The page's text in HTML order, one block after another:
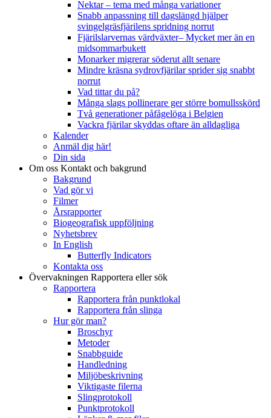
Nektar – tema med många variationer
Snabb anpassning till dagslängd hjälper
svingelgräsfjärilens spridning norrut
Fjärilslarvernas värdväxter– Mycket mer än en
midsommarbukett
Monarker migrerar söderut allt senare
Mindre kräsna sydrovfjärilar sprider sig snabbt
norrut
Vad tittar du på?
Många slags pollinerare ger större bomullsskörd
Två generationer påfågelöga i Belgien
Vackra fjärilar skyddas oftare än alldagliga
Kalender
Anmäl dig här!
Din sida
Om oss Kontakt och bakgrund
Bakgrund
Vad gör vi
Filmer
Årsrapporter
Biogeografisk uppföljning
Nyhetsbrev
In English
Butterfly Indicators
Kontakta oss
Övervakningen Rapportera eller sök
Rapportera
Rapportera från punktlokal
Rapportera från slinga
Hur gör man?
Broschyr
Metoder
Snabbguide
Handledning
Miljöbeskrivning
Viktigaste filerna
Slingprotokoll
Punktprotokoll